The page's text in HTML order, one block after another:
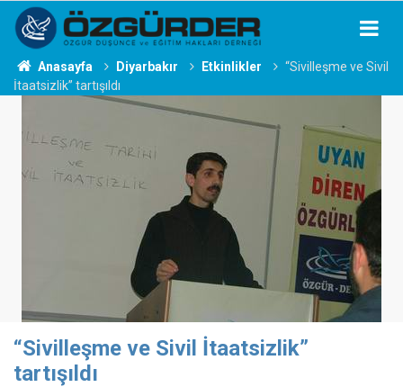
Anasayfa Diyarbakır Etkinlikler
“Sivilleşme ve Sivil
İtaatsizlik” tartışıldı
“Sivilleşme ve Sivil İtaatsizlik”
tartışıldı